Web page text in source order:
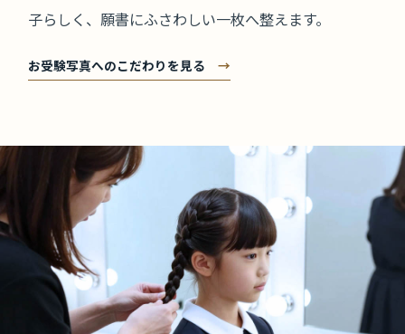
子らしく、願書にふさわしい一枚へ整えます。
お受験写真へのこだわりを見る →